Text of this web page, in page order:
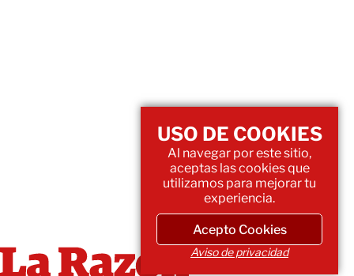
USO DE COOKIES
Al navegar por este sitio,
aceptas las cookies que
utilizamos para mejorar tu
experiencia.
Acepto Cookies
Aviso de privacidad